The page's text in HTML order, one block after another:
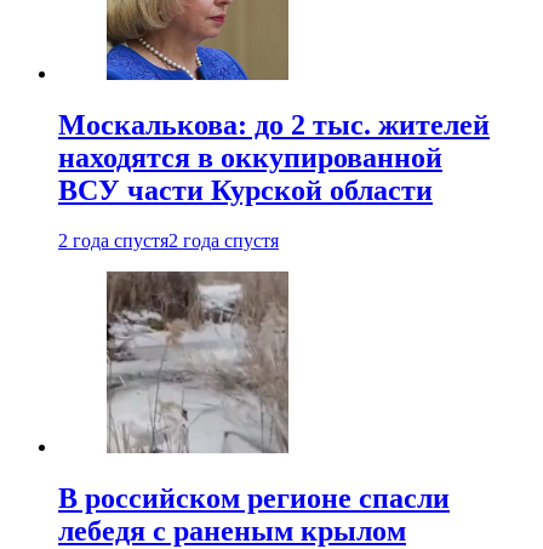
Москалькова: до 2 тыс. жителей
находятся в оккупированной
ВСУ части Курской области
2 года спустя2 года спустя
В российском регионе спасли
лебедя с раненым крылом